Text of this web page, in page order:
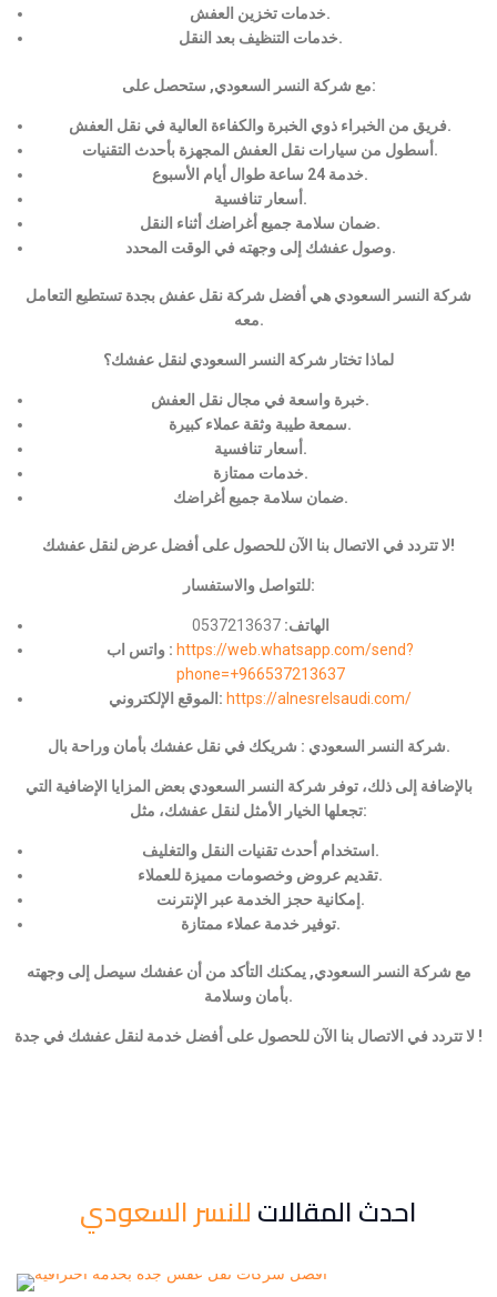
خدمات تخزين العفش.
خدمات التنظيف بعد النقل.
مع شركة النسر السعودي, ستحصل على:
فريق من الخبراء ذوي الخبرة والكفاءة العالية في نقل العفش.
أسطول من سيارات نقل العفش المجهزة بأحدث التقنيات.
خدمة 24 ساعة طوال أيام الأسبوع.
أسعار تنافسية.
ضمان سلامة جميع أغراضك أثناء النقل.
وصول عفشك إلى وجهته في الوقت المحدد.
شركة النسر السعودي هي أفضل شركة نقل عفش بجدة تستطيع التعامل
معه.
لماذا تختار شركة النسر السعودي لنقل عفشك؟
خبرة واسعة في مجال نقل العفش.
سمعة طيبة وثقة عملاء كبيرة.
أسعار تنافسية.
خدمات ممتازة.
ضمان سلامة جميع أغراضك.
لا تتردد في الاتصال بنا الآن للحصول على أفضل عرض لنقل عفشك!
للتواصل والاستفسار:
الهاتف: 0537213637
واتس اب : https://web.whatsapp.com/send?
phone=+966537213637
الموقع الإلكتروني: https://alnesrelsaudi.com/
شركة النسر السعودي : شريكك في نقل عفشك بأمان وراحة بال.
بالإضافة إلى ذلك، توفر شركة النسر السعودي بعض المزايا الإضافية التي
تجعلها الخيار الأمثل لنقل عفشك، مثل:
استخدام أحدث تقنيات النقل والتغليف.
تقديم عروض وخصومات مميزة للعملاء.
إمكانية حجز الخدمة عبر الإنترنت.
توفير خدمة عملاء ممتازة.
مع شركة النسر السعودي, يمكنك التأكد من أن عفشك سيصل إلى وجهته
بأمان وسلامة.
لا تتردد في الاتصال بنا الآن للحصول على أفضل خدمة لنقل عفشك في جدة !
احدث المقالاتللنسر السعودي